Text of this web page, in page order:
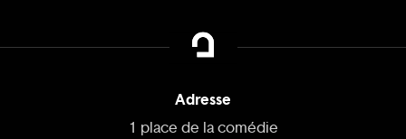
Adresse
1 place de la comédie